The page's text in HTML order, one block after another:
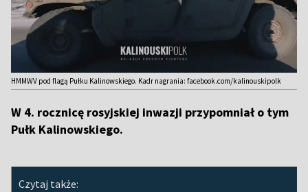
HMMWV pod flagą Pułku Kalinowskiego. Kadr nagrania: facebook.com/kalinouskipolk
W 4. rocznicę rosyjskiej inwazji przypomniał o tym
Pułk Kalinowskiego.
Czytaj także: